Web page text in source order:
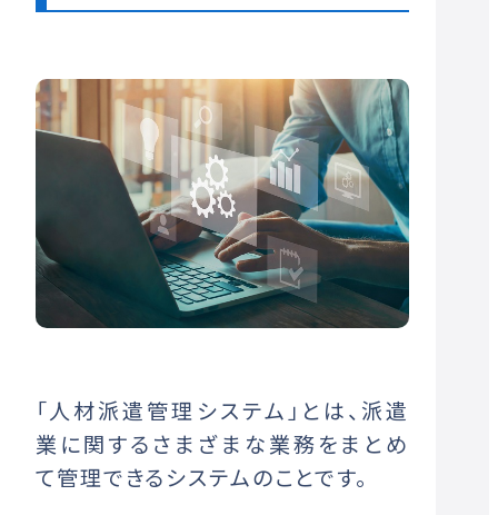
「人材派遣管理システム」とは、派遣
業に関するさまざまな業務をまとめ
て管理できるシステムのことです。